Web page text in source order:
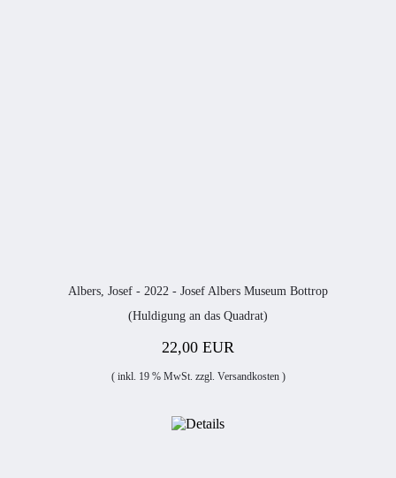
Albers, Josef - 2022 - Josef Albers Museum Bottrop
(Huldigung an das Quadrat)
22,00 EUR
( inkl. 19 % MwSt. zzgl. Versandkosten)